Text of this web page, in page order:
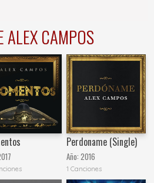
ALEX CAMPOS
Perdoname (Single)
Año:2016
1 Canciones